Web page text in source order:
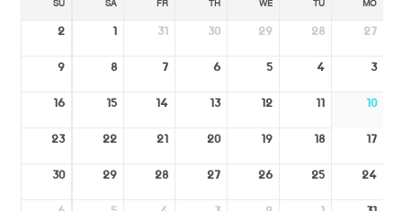
27
28
29
30
31
1
2
3
4
5
6
7
8
9
10
11
12
13
14
15
16
17
18
19
20
21
22
23
24
25
26
27
28
29
30